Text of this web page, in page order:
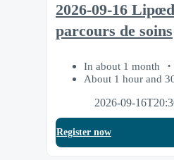
2026-09-16
parcours de soins
In about 1 month
About 1 hour and
2026-09-
Register now